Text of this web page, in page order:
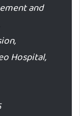
and
Hospital,